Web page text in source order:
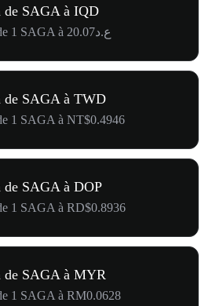
de SAGA à IQD
Conversion de 1 SAGA à ع.د20.07
de SAGA à TWD
1 SAGA à NT$0.4946
de SAGA à DOP
1 SAGA à RD$0.8936
de SAGA à MYR
1 SAGA à RM0.0628